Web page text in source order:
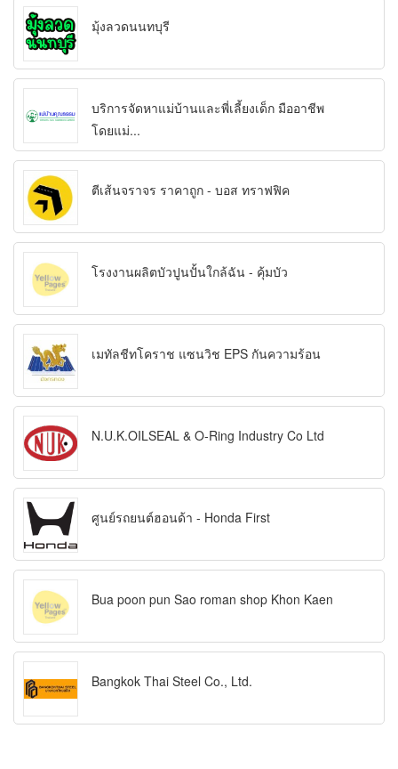
มุ้งลวดนนทบุรี
บริการจัดหาแม่บ้านและพี่เลี้ยงเด็ก มืออาชีพ
โดยแม่...
ตีเส้นจราจร ราคาถูก - บอส ทราฟฟิค
โรงงานผลิตบัวปูนปั้นใกล้ฉัน - คุ้มบัว
เมทัลชีทโคราช แซนวิช EPS กันความร้อน
N.U.K.OILSEAL & O-Ring Industry Co Ltd
ศูนย์รถยนต์ฮอนด้า - Honda First
Bua poon pun Sao roman shop Khon Kaen
Bangkok Thai Steel Co., Ltd.